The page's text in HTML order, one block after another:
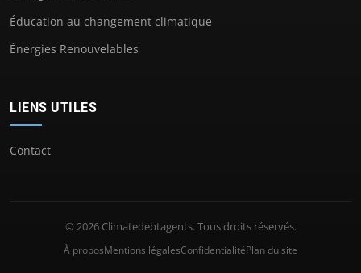
Éducation au changement climatique
Énergies Renouvelables
LIENS UTILES
Contact
© 2026 Climatedebtagents. Tous droits réservés.
À proposMentions légalesConfidentialitéPlan du site